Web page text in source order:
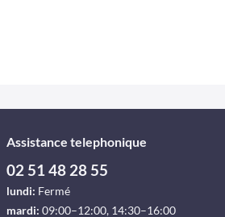
Assistance telephonique
02 51 48 28 55
lundi: Fermé
mardi: 09:00–12:00, 14:30–16:00